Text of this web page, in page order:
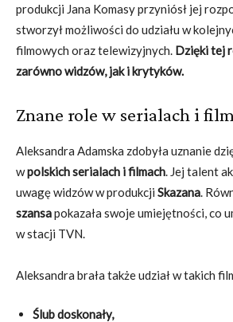
produkcji Jana Komasy przyniósł jej
stworzył możliwości do udziału w
filmowych oraz telewizyjnych. Dzięki tej
zarówno widzów, jak i krytyków.
Znane role w serialach i
Aleksandra Adamska zdobyła uznanie
wpolskich serialach i filmach. Jej talent
uwagę widzów w produkcji Skazana.
szansapokazała swoje umiejętności, co
w stacji TVN.
Aleksandra brała także udział w takich
Ślub doskonały,